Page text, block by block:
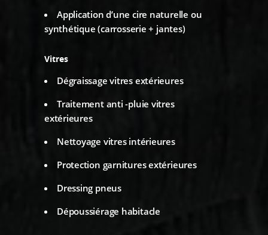
Application d’une cire naturelle ou
synthétique (carrosserie + jantes)
Vitres
Dégraissage vitres extérieures
Traitement anti -pluie vitres
extérieures
Nettoyage vitres intérieures
Protection garnitures extérieures
Dressing pneus
Dépoussiérage habitacle